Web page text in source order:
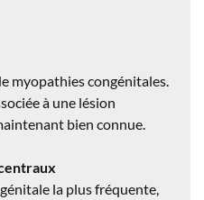
myopathies congénitales.
à une lésion
bien connue.
la plus fréquente,